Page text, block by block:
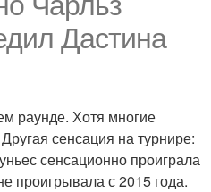
Дастина
раунде. Хотя многие
сенсация на турнире:
сенсационно проиграла
проигрывала с 2015 года.